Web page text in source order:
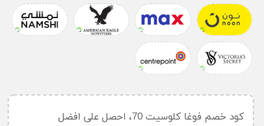
كود خصم فوغا كلوسيت 70، احصل على افضل